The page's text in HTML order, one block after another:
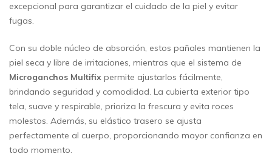
excepcional para garantizar el cuidado de la piel y evitar
fugas.
Con su doble núcleo de absorción, estos pañales mantienen la
piel seca y libre de irritaciones, mientras que el sistema de
Microganchos Multifix permite ajustarlos fácilmente,
brindando seguridad y comodidad. La cubierta exterior tipo
tela, suave y respirable, prioriza la frescura y evita roces
molestos. Además, su elástico trasero se ajusta
perfectamente al cuerpo, proporcionando mayor confianza en
todo momento.